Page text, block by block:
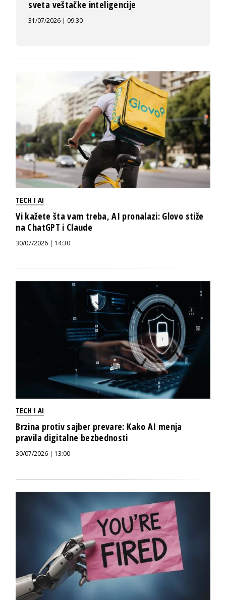
sveta veštačke inteligencije
31/07/2026 | 09:30
TECH I AI
Vi kažete šta vam treba, AI pronalazi: Glovo stiže
na ChatGPT i Claude
30/07/2026 | 14:30
TECH I AI
Brzina protiv sajber prevare: Kako AI menja
pravila digitalne bezbednosti
30/07/2026 | 13:00